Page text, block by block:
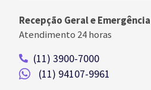
Recepção Geral e Emergência
Atendimento 24 horas
(11) 3900-7000
(11) 94107-9961